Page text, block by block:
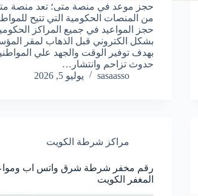
حجز موعد في منصة متى؛ تعد منصة
من المنصات الحكومية التي تتيح
حجز المواعيد في جميع المراكز
بشكل الكتروني قبل الذهاب لمقر
بهدف توفير الوقت والجهد علي
حدوث تزاحم وانتشار…
sasaasso
يوليو 5, 2026
مراكز شرطة الكويت
رقم مخفر شرطة شرق واتس اب
المغفر الكويت